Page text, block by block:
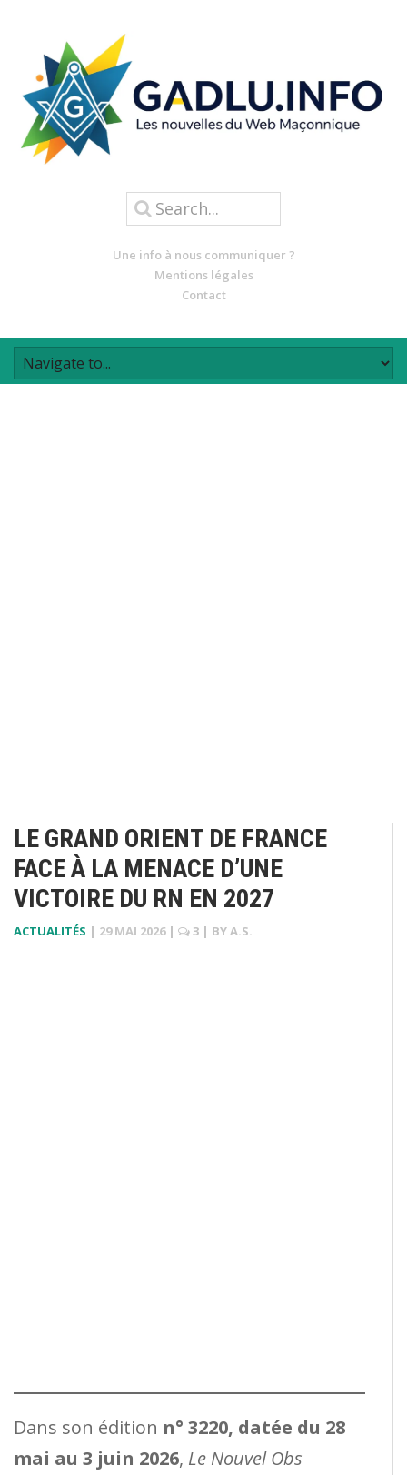
Une info à nous communiquer ?
Mentions légales
Contact
LE GRAND ORIENT DE FRANCE
FACE À LA MENACE D’UNE
VICTOIRE DU RN EN 2027
ACTUALITÉS | 29 MAI 2026 | 3 | BYA.S.
Dans son édition n° 3220, datée du 28
mai au 3 juin 2026, Le Nouvel Obs